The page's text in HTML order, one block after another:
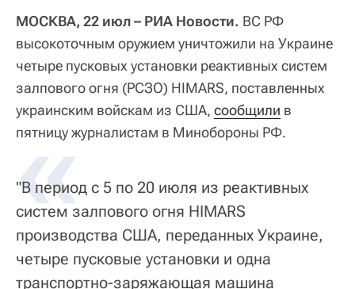
МОСКВА, 22 июл – РИА Новости. ВС РФ
высокоточным оружием уничтожили на Украине
четыре пусковых установки реактивных систем
залпового огня (РСЗО) HIMARS, поставленных
украинским войскам из США, сообщили в
пятницу журналистам в Минобороны РФ.
«
"В период с 5 по 20 июля из реактивных
систем залпового огня HIMARS
производства США, переданных Украине,
четыре пусковые установки и одна
транспортно-заряжающая машина